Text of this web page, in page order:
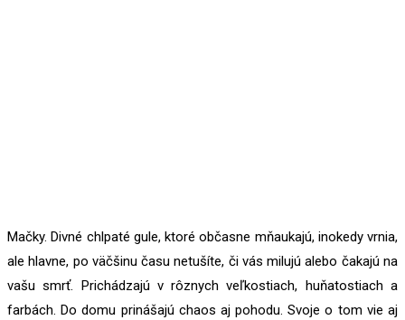
Mačky. Divné chlpaté gule, ktoré občasne mňaukajú, inokedy vrnia,
ale hlavne, po väčšinu času netušíte, či vás milujú alebo čakajú na
vašu smrť. Prichádzajú v rôznych veľkostiach, huňatostiach a
farbách. Do domu prinášajú chaos aj pohodu. Svoje o tom vie aj